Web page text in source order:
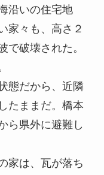
沿いの住宅地
家々も、高さ２
で破壊された。
態だから、近隣
たままだ。橋本
ら県外に避難し
家は、瓦が落ち